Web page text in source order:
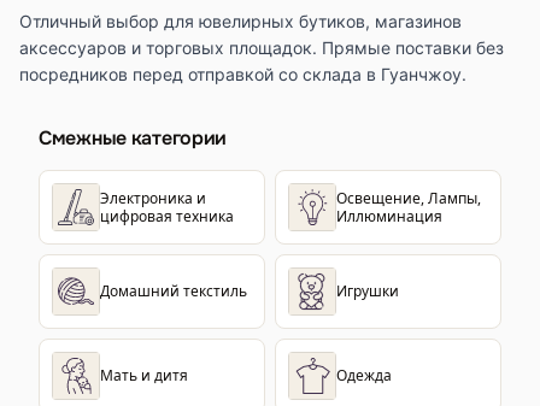
Отличный выбор для ювелирных бутиков, магазинов
аксессуаров и торговых площадок. Прямые поставки без
посредников перед отправкой со склада в Гуанчжоу.
Смежные категории
Электроника и
цифровая техника
Освещение, Лампы,
Иллюминация
Домашний текстиль Игрушки
Мать и дитя Одежда